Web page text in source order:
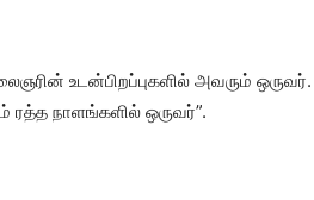
உடன்பிறப்புகளில் அவரும்
நாளங்களில் ஒருவர்”.